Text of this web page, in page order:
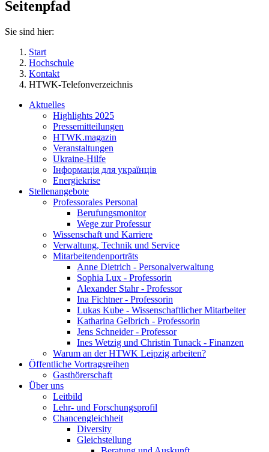
Seitenpfad
Sie sind hier:
Start
Hochschule
Kontakt
HTWK-Telefonverzeichnis
Aktuelles
Highlights 2025
Pressemitteilungen
HTWK.magazin
Veranstaltungen
Ukraine-Hilfe
Інформація для українців
Energiekrise
Stellenangebote
Professorales Personal
Berufungsmonitor
Wege zur Professur
Wissenschaft und Karriere
Verwaltung, Technik und Service
Mitarbeitendenporträts
Anne Dietrich - Personalverwaltung
Sophia Lux - Professorin
Alexander Stahr - Professor
Ina Fichtner - Professorin
Lukas Kube - Wissenschaftlicher Mitarbeiter
Katharina Gelbrich - Professorin
Jens Schneider - Professor
Ines Wetzig und Christin Tunack - Finanzen
Warum an der HTWK Leipzig arbeiten?
Öffentliche Vortragsreihen
Gasthörerschaft
Über uns
Leitbild
Lehr- und Forschungsprofil
Chancengleichheit
Diversity
Gleichstellung